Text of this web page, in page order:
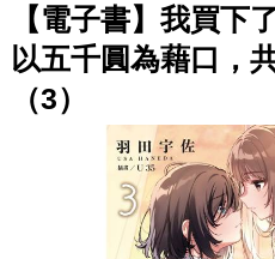
【電子書】我買下
以五千圓為藉口，
（3）